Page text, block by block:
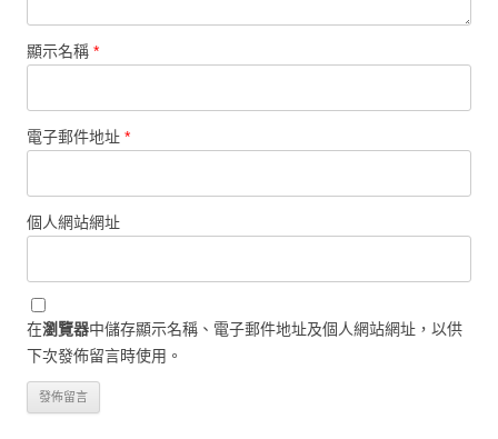
顯示名稱 *
電子郵件地址 *
個人網站網址
在瀏覽器中儲存顯示名稱、電子郵件地址及個人網站網址，以供
下次發佈留言時使用。